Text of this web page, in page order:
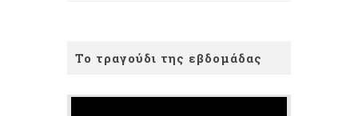
Το τραγούδι της εβδομάδας